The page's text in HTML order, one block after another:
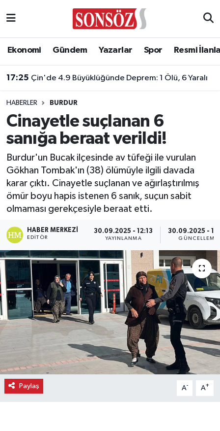
Ekonomi Gündem Yazarlar Spor Resmi
17:25 Çin'de 4.9 Büyüklüğünde Deprem: 1 Ölü, 6 Yaralı
HABERLER BURDUR
Cinayetle suçlanan 6
sanığa beraat verildi!
Burdur'un Bucak ilçesinde av tüfeği ile vurulan
Gökhan Tombak'ın (38) ölümüyle ilgili davada
karar çıktı. Cinayetle suçlanan ve ağırlaştırılmış
ömür boyu hapis istenen 6 sanık, suçun sabit
olmaması gerekçesiyle beraat etti.
HABER MERKEZI
EDITÖR
30.09.2025 - 12:13
YAYINLANMA
30.09.2025 -
GÜNCELLEME
Paylaş A- A+
Asayiş
Çevre
Diğer
Dünya
Eğitim
Ekonomi
Eleman
Emlak
Gündem
Gurme
Haber
İlçe Haberleri
Ankara Nöbetçi Eczaneler
Ankara Trafik Yoğunluk Haritası
Süper Lig Puan Durumu ve Fikstür
Tüm Manşetler
Son Dakika Haberleri
Haber Arşivi